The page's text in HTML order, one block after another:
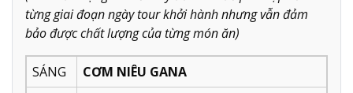
từng giai đoạn ngày tour khởi hành nhưng vẫn đảm
bảo được chất lượng của từng món ăn)
SÁNG CƠM NIÊU GANA